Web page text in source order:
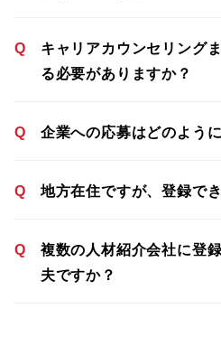
Q
キャリアカウンセリング
る必要がありますか？
Q 企業への応募はどのよう
Q 地方在住ですが、登録で
Q
複数の人材紹介会社に登
夫ですか？